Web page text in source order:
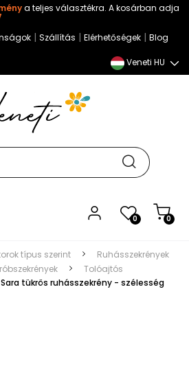
a teljes választékra. A kosárban adja
| Szállítás | Elérhetőségek | Blog
Veneti HU
0 0
típus szerint
Ruhásszekrények
Tolóajtós
Sara tükrös ruhásszekrény - szélesség